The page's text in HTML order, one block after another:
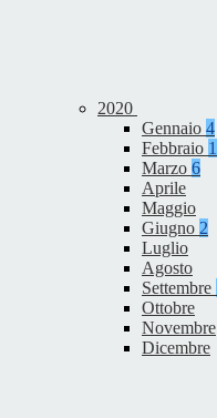
2020
Gennaio 4
Febbraio 1
Marzo 6
Aprile
Maggio
Giugno 2
Luglio
Agosto
Settembre
Ottobre
Novembre
Dicembre